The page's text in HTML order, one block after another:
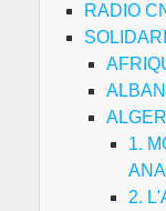
RADIO
1.
2.